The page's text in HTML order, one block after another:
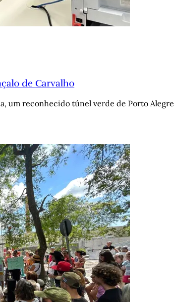
de Carvalho
um reconhecido túnel verde de Porto Alegre